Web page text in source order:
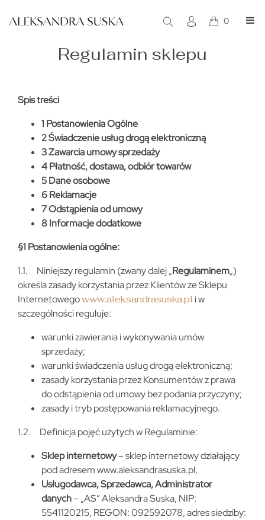
0
Regulamin sklepu
Spis treści
1 Postanowienia Ogólne
2 Świadczenie usług drogą elektroniczną
3 Zawarcia umowy sprzedaży
4 Płatność, dostawa, odbiór towarów
5 Dane osobowe
6 Reklamacje
7 Odstąpienia od umowy
8 Informacje dodatkowe
§1 Postanowienia ogólne:
1.1. Niniejszy regulamin (zwany dalej „Regulaminem„)
określa zasady korzystania przez Klientów ze Sklepu
Internetowegowww.aleksandrasuska.pl i w
szczególności reguluje:
warunki zawierania i wykonywania umów
sprzedaży;
warunki świadczenia usług drogą elektroniczną;
zasady korzystania przez Konsumentów z prawa
do odstąpienia od umowy bez podania przyczyny;
zasady i tryb postępowania reklamacyjnego.
1.2. Definicja pojęć użytych w Regulaminie:
Sklep internetowy– sklep internetowy działający
pod adresem www.aleksandrasuska.pl,
Usługodawca, Sprzedawca, Administrator
danych– „AS” Aleksandra Suska, NIP:
5541120215, REGON: 092592078, adres siedziby: